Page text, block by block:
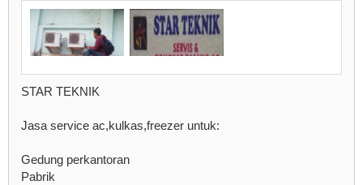
STAR TEKNIK
Jasa service ac,kulkas,freezer untuk:
Gedung perkantoran
Pabrik